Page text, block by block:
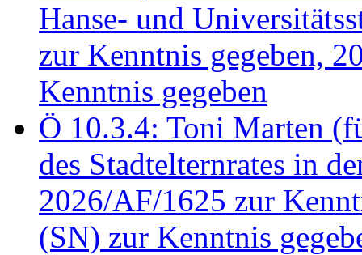
Hanse- und
zur Kenntnis gegeben,
Kenntnis gegeben
Ö 10.3.4: Toni Marten
des Stadtelternrates in
2026/AF/1625 zur
(SN) zur Kenntnis